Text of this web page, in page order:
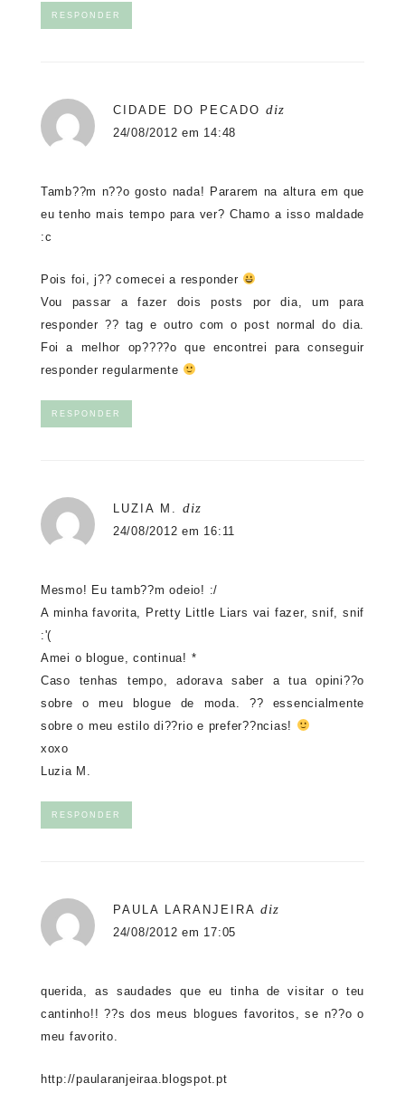
RESPONDER
CIDADE DO PECADO diz
24/08/2012 em 14:48
Tamb??m n??o gosto nada! Pararem na altura em que
eu tenho mais tempo para ver? Chamo a isso maldade
:c
Pois foi, j?? comecei a responder
Vou passar a fazer dois posts por dia, um para
responder ?? tag e outro com o post normal do dia.
Foi a melhor op????o que encontrei para conseguir
responder regularmente
RESPONDER
LUZIA M. diz
24/08/2012 em 16:11
Mesmo! Eu tamb??m odeio! :/
A minha favorita, Pretty Little Liars vai fazer, snif, snif
:'(
Amei o blogue, continua! *
Caso tenhas tempo, adorava saber a tua opini??o
sobre o meu blogue de moda. ?? essencialmente
sobre o meu estilo di??rio e prefer??ncias!
xoxo
Luzia M.
RESPONDER
PAULA LARANJEIRA diz
24/08/2012 em 17:05
querida, as saudades que eu tinha de visitar o teu
cantinho!! ??s dos meus blogues favoritos, se n??o o
meu favorito.
http://paularanjeiraa.blogspot.pt